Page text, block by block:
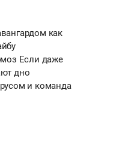
как
Если даже
дно
и команда